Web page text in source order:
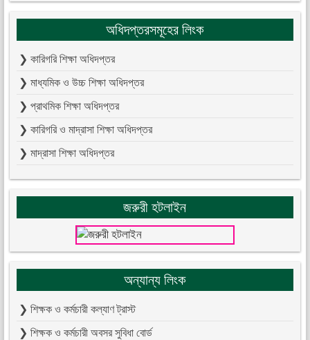
অধিদপ্তরসমূহের লিংক
❯ কারিগরি শিক্ষা অধিদপ্তর
❯ মাধ্যমিক ও উচ্চ শিক্ষা অধিদপ্তর
❯ প্রাথমিক শিক্ষা অধিদপ্তর
❯ কারিগরি ও মাদ্রাসা শিক্ষা অধিদপ্তর
❯ মাদ্রাসা শিক্ষা অধিদপ্তর
জরুরী হটলাইন
অন্যান্য লিংক
❯ শিক্ষক ও কর্মচারী কল্যাণ ট্রাস্ট
❯ শিক্ষক ও কর্মচারী অবসর সুবিধা বোর্ড